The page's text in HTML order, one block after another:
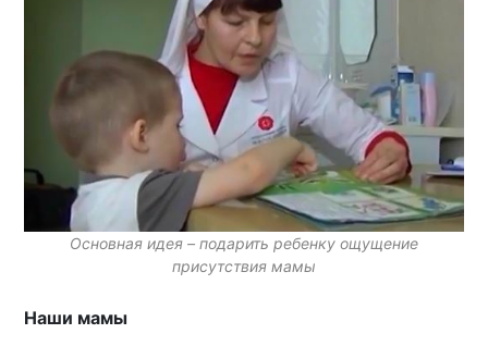
Основная идея – подарить ребенку ощущение
присутствия мамы
Наши мамы